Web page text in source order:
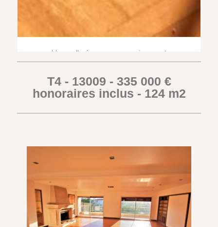
Une salle à manger spacieuse et
lumineuse...
T4 - 13009 - 335 000 €
honoraires inclus - 124 m2